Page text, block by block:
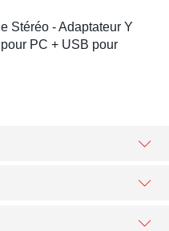
Stéréo - Adaptateur Y
PC + USB pour